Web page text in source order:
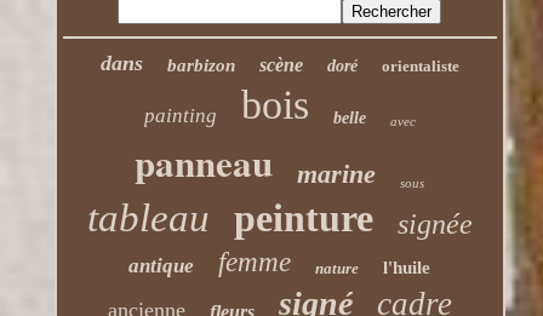
dans barbizon scène doré orientaliste
painting bois belle avec
panneau marine sous
tableau peinture signée
antique femme nature l'huile
ancienne fleurs signé cadre